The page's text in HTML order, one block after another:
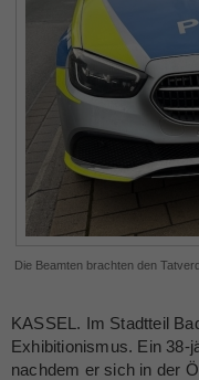
Die Beamten brachten den
KASSEL. Im Stadtteil
Exhibitionismus. Ein 38-
nachdem er sich in der